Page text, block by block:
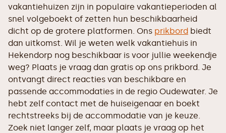
vakantiehuizen zijn in populaire vakantieperioden al
snel volgeboekt of zetten hun beschikbaarheid
dicht op de grotere platformen. Ons prikbord biedt
dan uitkomst. Wil je weten welk vakantiehuis in
Hekendorp nog beschikbaar is voor jullie weekendje
weg? Plaats je vraag dan gratis op ons prikbord. Je
ontvangt direct reacties van beschikbare en
passende accommodaties in de regio Oudewater. Je
hebt zelf contact met de huiseigenaar en boekt
rechtstreeks bij de accommodatie van je keuze.
Zoek niet langer zelf, maar plaats je vraag op het